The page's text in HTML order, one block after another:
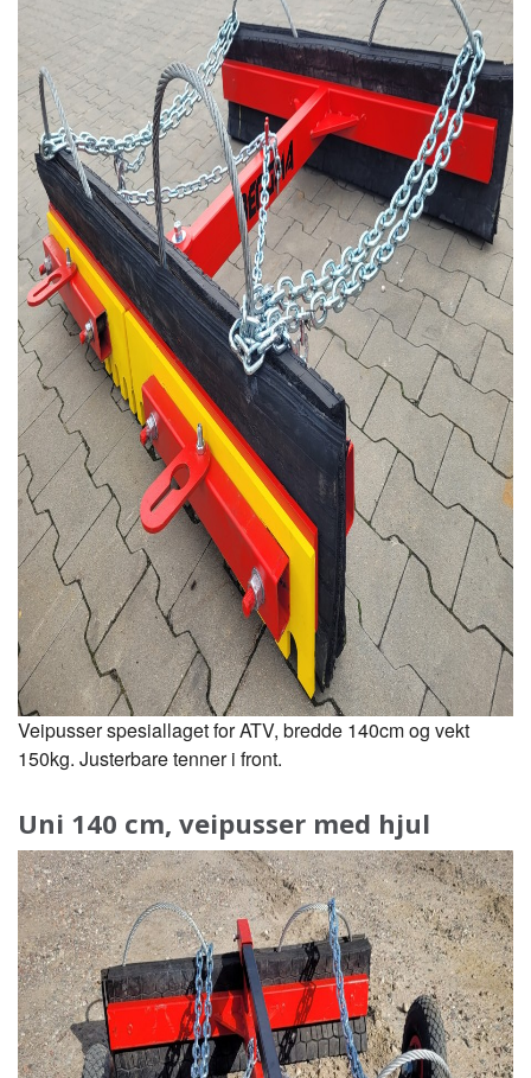
Veipusser spesiallaget for ATV, bredde 140cm og vekt
150kg. Justerbare tenner i front.
Uni 140 cm, veipusser med hjul